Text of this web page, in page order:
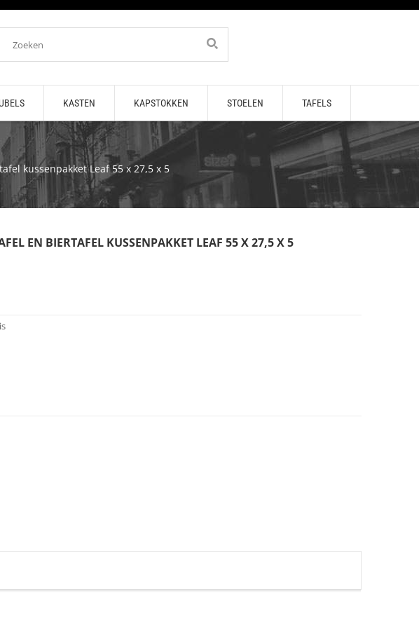
KASTEN KAPSTOKKEN STOELEN TAFELS
kussenpakket Leaf 55 x 27,5 x 5
EN BIERTAFEL KUSSENPAKKET LEAF 55 X 27,5 X 5